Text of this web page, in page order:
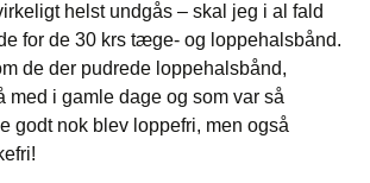
helst undgås – skal jeg i al fald
for de 30 krs tæge- og loppehalsbånd.
de der pudrede loppehalsbånd,
med i gamle dage og som var så
godt nok blev loppefri, men også